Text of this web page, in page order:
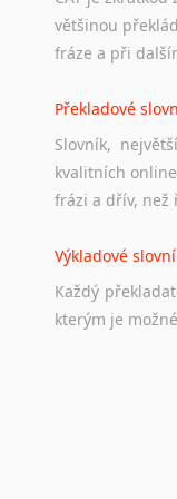
Soubor odkazů
a zázemí,
Práce v Austrálii
Odkazy
hledat práci na
Hledáte-li
stejná obecná
většinou
fráze a při
Překladové
Slovník,
kvalitních
frázi a dřív, než
Výkladové
Každý
kterým je možné